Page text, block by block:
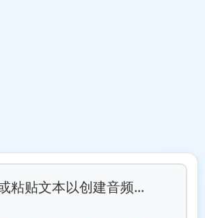
粘贴文本以创建音频...